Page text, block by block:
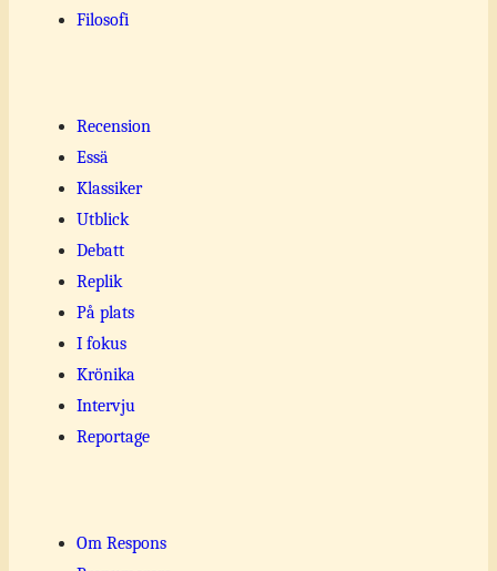
Filosofi
Recension
Essä
Klassiker
Utblick
Debatt
Replik
På plats
I fokus
Krönika
Intervju
Reportage
Om Respons